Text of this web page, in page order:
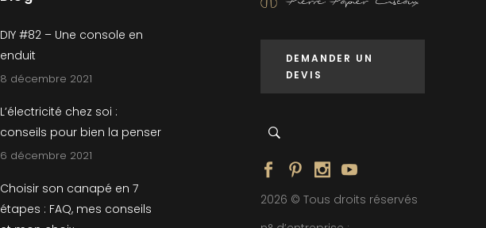
DIY #82 – Une console en
enduit
8 décembre 2021
L’électricité chez soi :
conseils pour bien la penser
6 décembre 2021
Choisir son canapé en 7
étapes : FAQ, mes conseils
DEMANDER UN
DEVIS
2026 © Tous droits réservés